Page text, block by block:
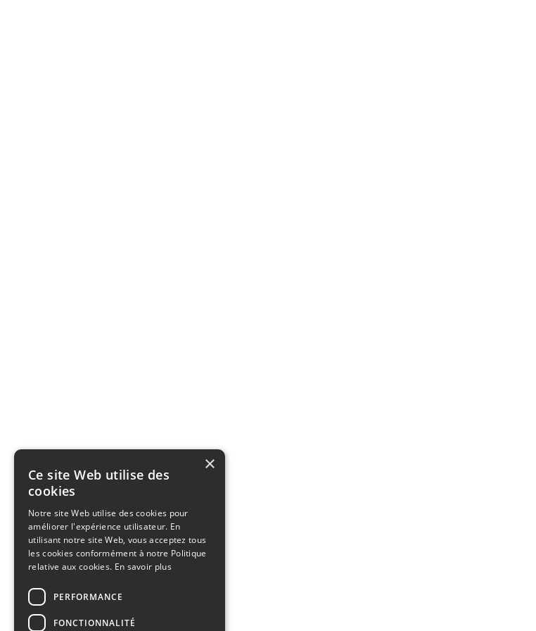
×
Ce site Web utilise des
cookies
Notre site Web utilise des cookies pour
améliorer l'expérience utilisateur. En
utilisant notre site Web, vous acceptez tous
les cookies conformément à notre Politique
relative aux cookies. En savoir plus
PERFORMANCE
FONCTIONNALITÉ